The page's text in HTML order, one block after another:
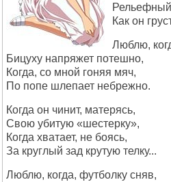
Как он
Люблю,
Бицуху напряжет потешно,
Когда, со мной гоняя мяч,
По попе шлепает небрежно.
Когда он чинит, матерясь,
Свою убитую «шестерку»,
Когда хватает, не боясь,
За круглый зад крутую телку...
Люблю, когда, футболку сняв,